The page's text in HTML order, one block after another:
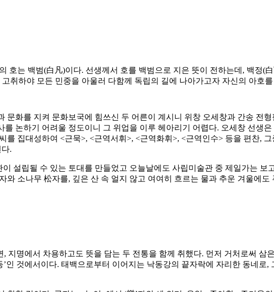
호는 백범(白凡)이다. 선생께서 호를 백범으로 지은 뜻이 전하는데, 백정(
취하야 모든 민중을 아울러 다함께 독립의 길에 나아가고자 자신의 아호
문화를 지켜 문화보국에 힘쓰신 두 어른이 계시니 위창 오세창과 간송 전형
논하기 어려울 정도이니 그 위업을 이루 헤아리기 어렵다. 오세창 선생
를 집대성하여 <근묵>, <근역서휘>, <근역화휘>, <근역인수> 등을 편찬,
.
설립될 수 있는 토대를 만들었고 오늘날에도 사립미술관 중 제일가는 보
와 소나무 松자를, 깊은 산 속 얼지 않고 여여히 흐르는 물과 추운 겨울에도
지명에서 차용하고도 뜻을 담는 두 전통을 함께 취했다. 먼저 거처로써 삼
인 것에서이다. 태백으로부터 이어지는 낙동강의 끝자락에 자리한 동네로,